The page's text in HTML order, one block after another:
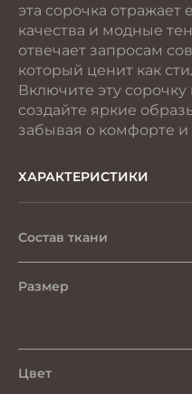
эта сорочка отражает
качества и модные
отвечает запросам
который ценит как
Включите эту
создайте яркие
забывая о комфорте
ХАРАКТЕРИСТИКИ
Состав ткани
Размер
Цвет